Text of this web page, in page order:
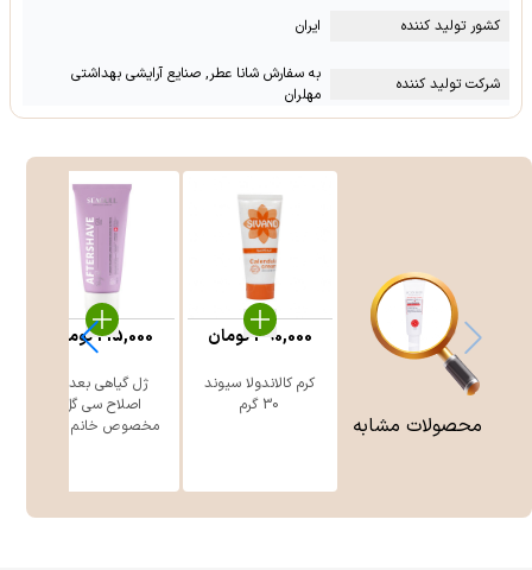
کشور تولید کننده ایران
شرکت تولید کننده
به سفارش شانا عطر, صنایع آرایشی بهداشتی
مهلران
محصولات مشابه
کرم کالاندولا سیوند
30 گرم
390,000تومان
ژل گیاهی بعد از
اصلاح سی گل
مخصوص خانم ه ...
215,000تومان